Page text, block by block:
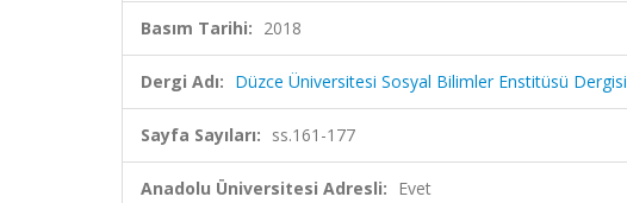
Basım Tarihi: 2018
Dergi Adı: Düzce Üniversitesi Sosyal Bilimler Enstitüsü Dergisi
Sayfa Sayıları: ss.161-177
Anadolu Üniversitesi Adresli: Evet